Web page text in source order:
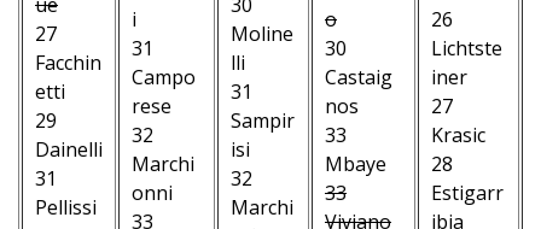
27
Facchin
etti
29
Dainelli
31
Pellissi
i
31
Campo
rese
32
Marchi
onni
33
Moline
lli
31
Sampir
isi
32
Marchi
o
30
Castaig
nos
33
Mbaye
33
Viviano
26
Lichtste
iner
27
Krasic
28
Estigarr
ibia